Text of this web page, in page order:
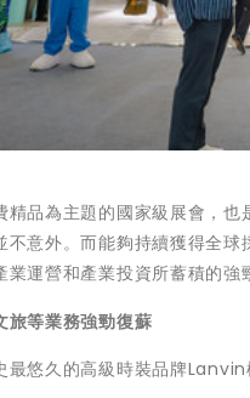
精品為主題的國家級展會，
不意外。而能夠持續獲得全
運營和產業投資所蓄積的強
旅等業務強勁復蘇
悠久的高級時裝品牌